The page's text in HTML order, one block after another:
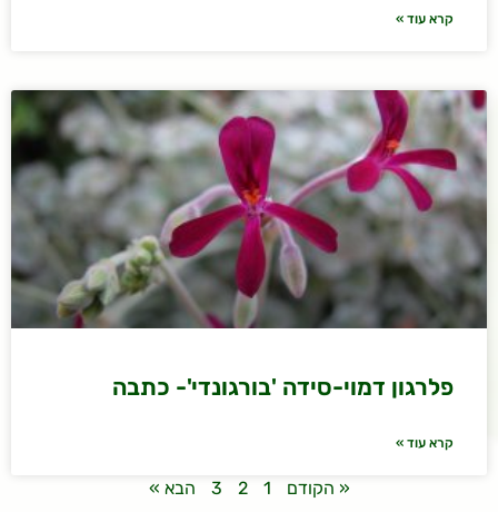
קרא עוד »
פלרגון דמוי-סידה 'בורגונדי'- כתבה
קרא עוד »
« הקודם 1
2
3 הבא »